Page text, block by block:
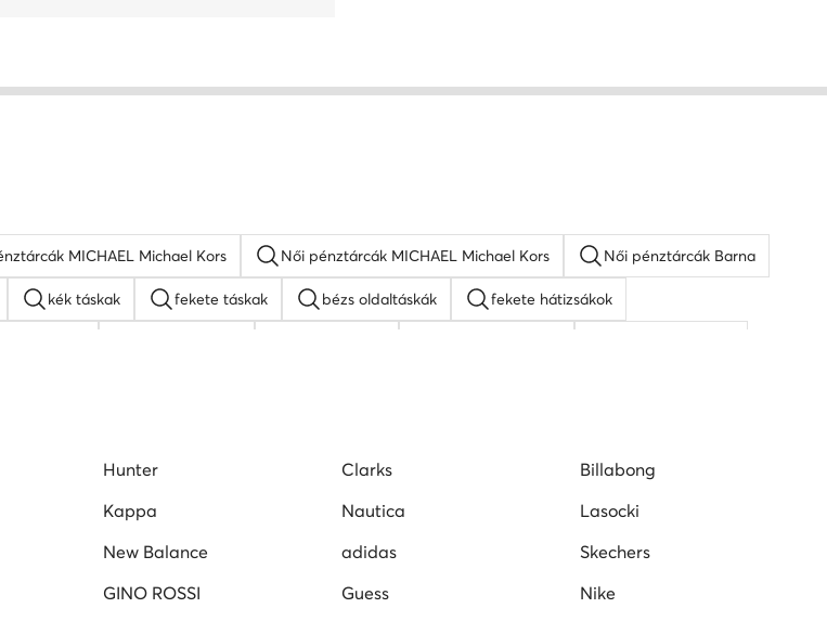
MICHAEL Michael Kors Női pénztárcák MICHAEL Michael Kors Női pénztárcák Barna
kék táskak fekete táskak bézs oldaltáskák fekete hátizsákok
Hunter Clarks
Billabong
Kappa Nautica
Lasocki
New Balance adidas
Skechers
GINO ROSSI Guess Nike